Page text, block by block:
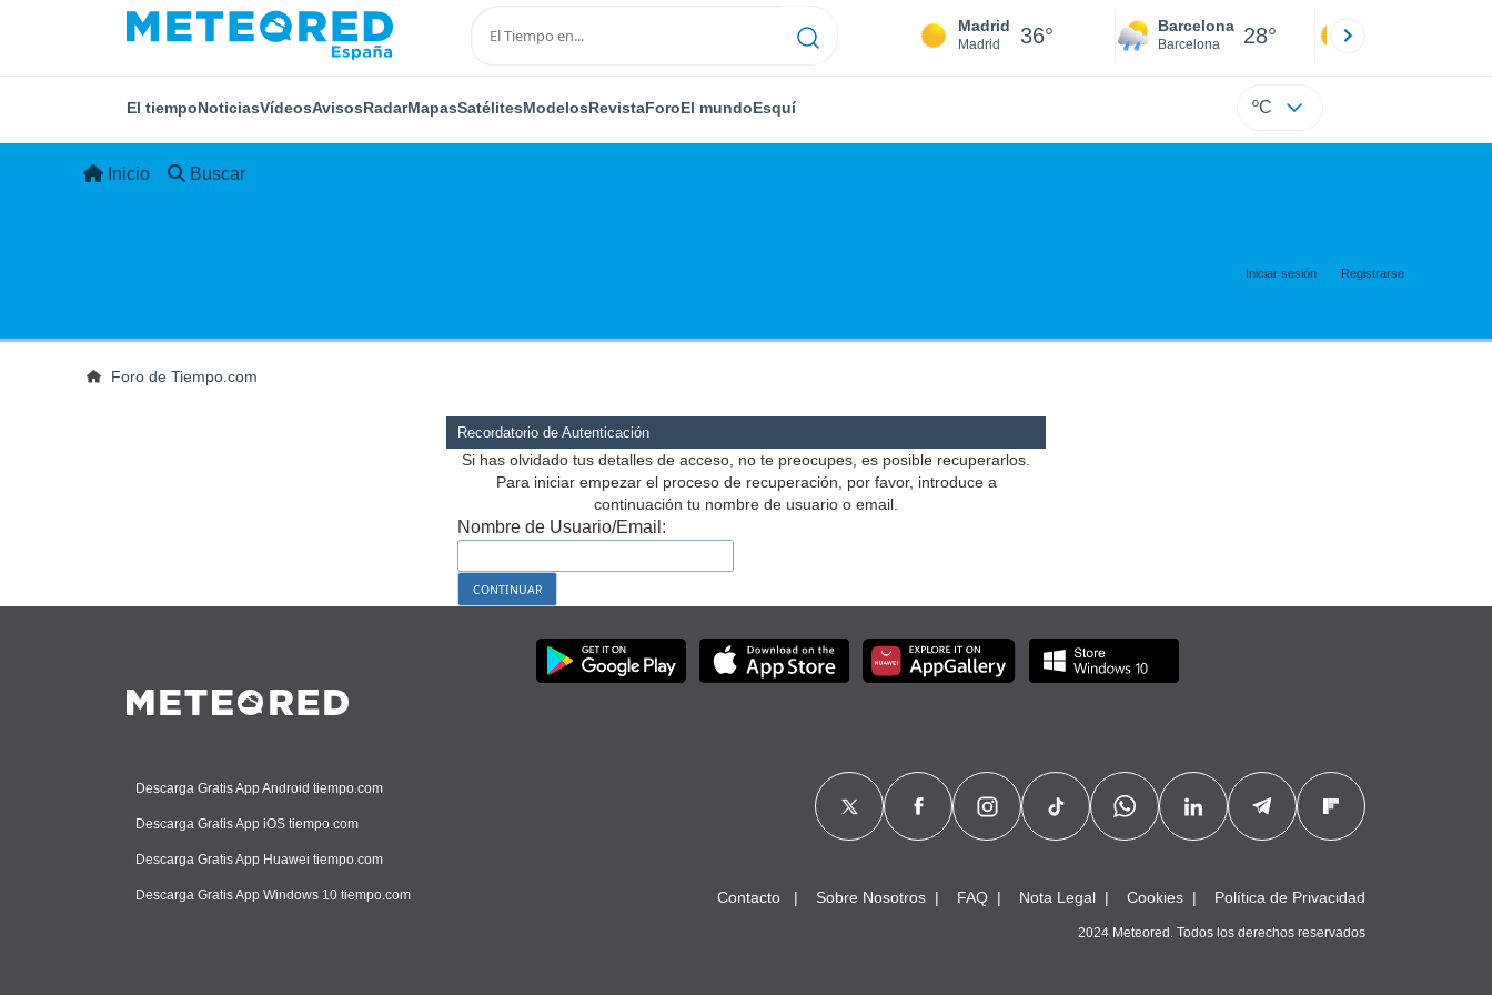
Madrid
Madrid 36° Barcelona
Barcelona 28°
El tiempoNoticiasVídeosAvisosRadarMapasSatélitesModelosRevistaForoEl mundoEsquí ºC
Inicio Buscar
Iniciar sesión Registrarse
Foro de Tiempo.com
Recordatorio de Autenticación
Si has olvidado tus detalles de acceso, no te preocupes, es posible recuperarlos.
Para iniciar empezar el proceso de recuperación, por favor, introduce a
continuación tu nombre de usuario o email.
Nombre de Usuario/Email:
Descarga Gratis App Android tiempo.com
Descarga Gratis App iOS tiempo.com
Descarga Gratis App Huawei tiempo.com
Descarga Gratis App Windows 10 tiempo.com Contacto Sobre Nosotros FAQ Nota Legal Cookies Política de Privacidad
2024 Meteored. Todos los derechos reservados